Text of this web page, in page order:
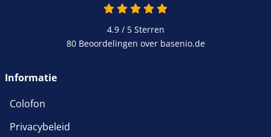
4.9 van 5
4.9 / 5Sterren
80 Beoordelingen over basenio.de
Informatie
Colofon
Privacybeleid